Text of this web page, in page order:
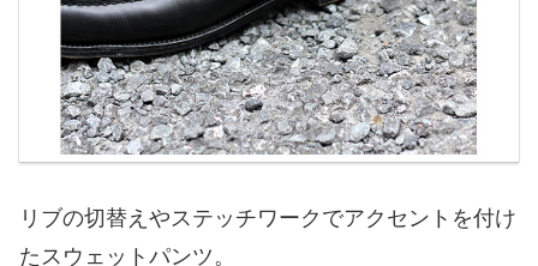
リブの切替えやステッチワークでアクセントを付け
たスウェットパンツ。